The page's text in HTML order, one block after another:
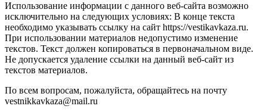
Использование информации с данного веб-сайта возможно
исключительно на следующих условиях: В конце текста
необходимо указывать ссылку на сайт https://vestikavkaza.ru.
При использовании материалов недопустимо изменение
текстов. Текст должен копироваться в первоначальном виде.
Не допускается удаление ссылки на данный веб-сайт из
текстов материалов.
По всем вопросам, пожалуйста, обращайтесь на почту
vestnikkavkaza@mail.ru